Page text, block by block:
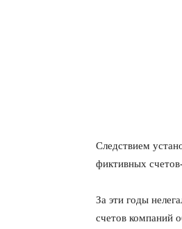
Следствием
фиктивных
За эти годы
счетов компаний